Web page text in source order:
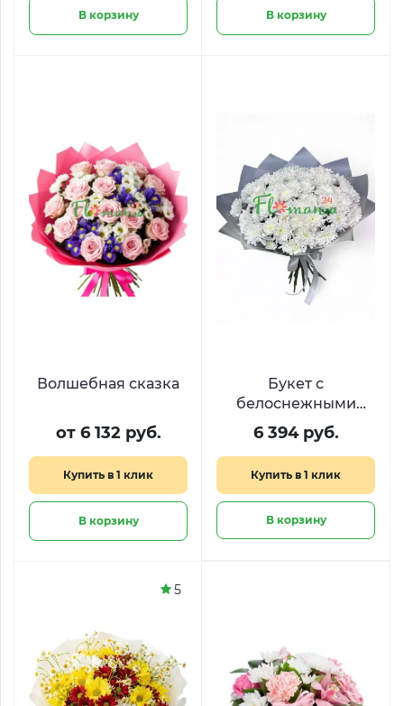
В корзину В корзину
Волшебная сказка
от 6 132 руб.
Купить в 1 клик
В корзину
Букет с
белоснежными
пушистами
хризантемами
6 394 руб.
Купить в 1 клик
В корзину
5